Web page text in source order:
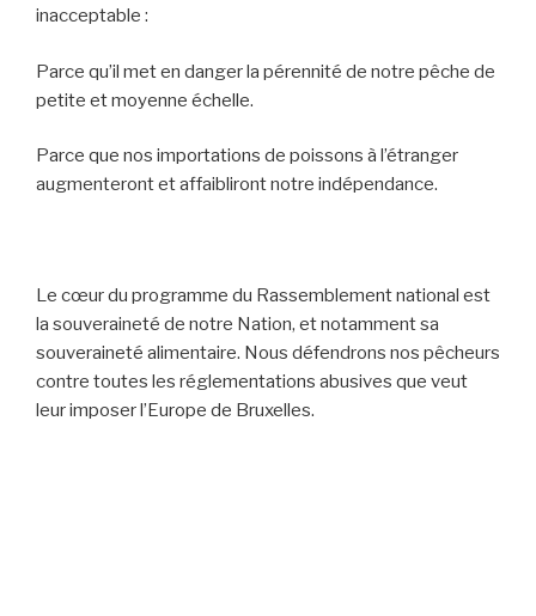
inacceptable :
Parce qu’il met en danger la pérennité de notre pêche de
petite et moyenne échelle.
Parce que nos importations de poissons à l’étranger
augmenteront et affaibliront notre indépendance.
Le cœur du programme du Rassemblement national est
la souveraineté de notre Nation, et notamment sa
souveraineté alimentaire. Nous défendrons nos pêcheurs
contre toutes les réglementations abusives que veut
leur imposer l’Europe de Bruxelles.